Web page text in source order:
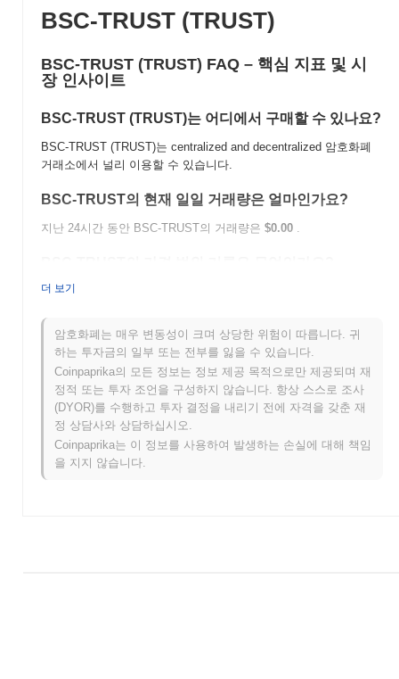
BSC-TRUST (TRUST)
BSC-TRUST (TRUST) FAQ – 핵심 지표 및 시
장 인사이트
BSC-TRUST (TRUST)는 어디에서 구매할 수 있나요?
BSC-TRUST (TRUST)는 centralized and decentralized 암호화폐
거래소에서 널리 이용할 수 있습니다.
BSC-TRUST의 현재 일일 거래량은 얼마인가요?
지난 24시간 동안 BSC-TRUST의 거래량은 $0.00 .
역대 최고가(ATH):
BSC-TRUST는 현재 ATH보다 ~99.39% 낮게 거래되고 있습니다 .
BSC-TRUST는 더 넓은 암호화폐 시장과 비교하여 어
떤 성과를 내고 있나요?
지난 7일 동안 BSC-TRUST는
록한 전체 암호화폐 시장에 뒤처졌습니다. 이는 더 넓은 시장 모멘
텀과 비교하여 TRUST의 가격 움직임에서 일시적인 지연을 나타냅
니다.
더 보기
암호화폐는 매우 변동성이 크며 상당한 위험이 따릅니다. 귀
하는 투자금의 일부 또는 전부를 잃을 수 있습니다.
Coinpaprika의 모든 정보는 정보 제공 목적으로만 제공되며 재
정적 또는 투자 조언을 구성하지 않습니다. 항상 스스로 조사
(DYOR)를 수행하고 투자 결정을 내리기 전에 자격을 갖춘 재
정 상담사와 상담하십시오.
Coinpaprika는 이 정보를 사용하여 발생하는 손실에 대해 책임
을 지지 않습니다.